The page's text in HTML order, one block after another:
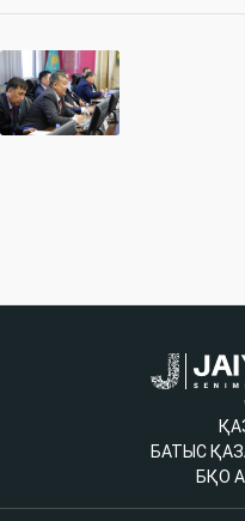
БАТЫС
БҚО